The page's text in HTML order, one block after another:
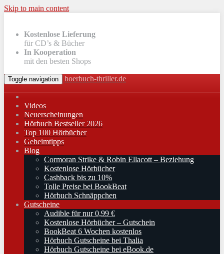
Skip to main content
Kostenlose Lieferung
für CD’s & Bücher
In Kooperation
mit den besten Shops
Toggle navigation hoerbuch-thriller.de
Videos
Neuerscheinungen
Hörbuch Bestseller 2026
Top 100 Hörbücher
Geheimtipps
Blog
Cormoran Strike & Robin Ellacott – Beziehung
Kostenlose Hörbücher
Cashback bis zu 10%
Tolle Preise bei BookBeat
Hörbuch Schnäppchen
Gutscheine
Audible für nur 0,99 €
Kostenlose Hörbücher – Gutschein
BookBeat 6 Wochen kostenlos
Hörbuch Gutscheine bei Thalia
Hörbuch Gutscheine bei eBook.de